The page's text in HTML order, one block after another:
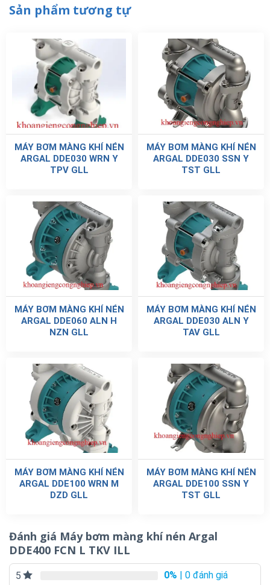
Sản phẩm tương tự
MÁY BƠM MÀNG KHÍ NÉN
ARGAL DDE030 WRN Y
TPV GLL
MÁY BƠM MÀNG KHÍ NÉN
ARGAL DDE030 SSN Y
TST GLL
MÁY BƠM MÀNG KHÍ NÉN
ARGAL DDE060 ALN H
NZN GLL
MÁY BƠM MÀNG KHÍ NÉN
ARGAL DDE030 ALN Y
TAV GLL
MÁY BƠM MÀNG KHÍ NÉN
ARGAL DDE100 WRN M
DZD GLL
MÁY BƠM MÀNG KHÍ NÉN
ARGAL DDE100 SSN Y
TST GLL
Đánh giá Máy bơm màng khí nén Argal
DDE400 FCN L TKV ILL
5 0% | 0 đánh giá